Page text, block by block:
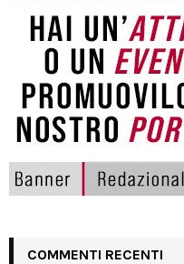
COMMENTI RECENTI